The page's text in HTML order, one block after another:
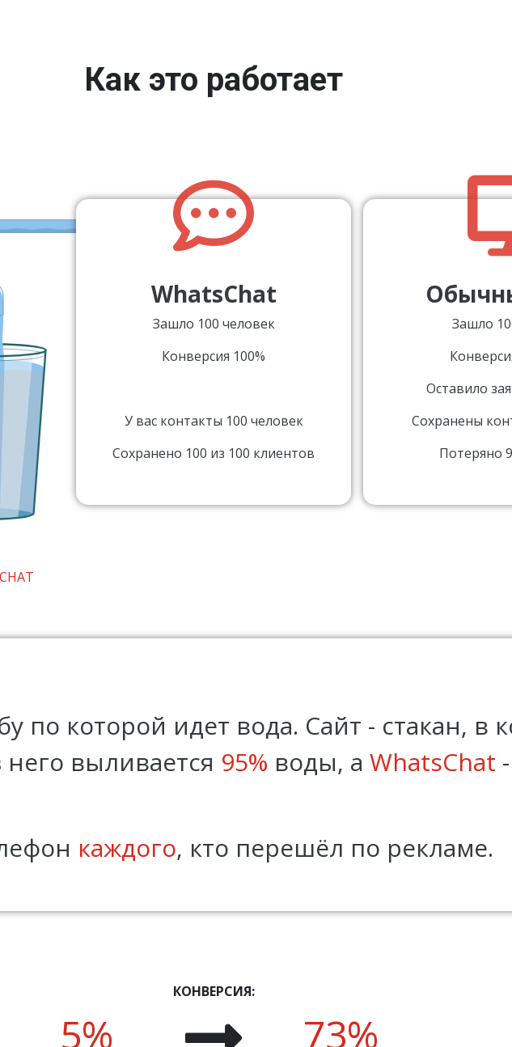
Как это работает
WhatsChat
Зашло 100 человек
Конверсия 100%
У вас контакты 100 человек
Сохранено 100 из 100 клиентов
Зашло
Оставило
Сохранены
Потеряно
по которой идет вода. Сайт - стакан, в
выливается 95% воды, а WhatsChat -
каждого, кто перешёл по рекламе.
КОНВЕРСИЯ:
5% 73%